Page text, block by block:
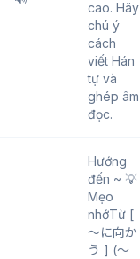
cao. Hãy
chú ý
cách
viết Hán
tự và
ghép âm
đọc.
Hướng
đến ~ 💡
Mẹo
nhớTừ [
～に向か
う ] (～